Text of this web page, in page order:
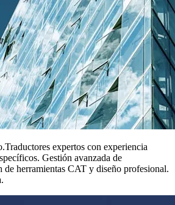
.Traductores expertos con experiencia
Gestión avanzada de
herramientas CAT y diseño profesional.